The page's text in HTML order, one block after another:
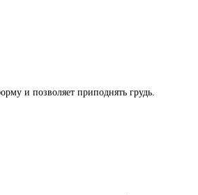
и позволяет приподнять грудь.